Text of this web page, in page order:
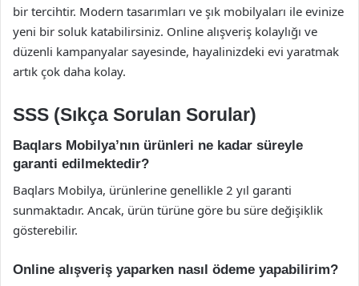
bir tercihtir. Modern tasarımları ve şık mobilyaları ile evinize
yeni bir soluk katabilirsiniz. Online alışveriş kolaylığı ve
düzenli kampanyalar sayesinde, hayalinizdeki evi yaratmak
artık çok daha kolay.
SSS (Sıkça Sorulan Sorular)
Baqlars Mobilya’nın ürünleri ne kadar süreyle
garanti edilmektedir?
Baqlars Mobilya, ürünlerine genellikle 2 yıl garanti
sunmaktadır. Ancak, ürün türüne göre bu süre değişiklik
gösterebilir.
Online alışveriş yaparken nasıl ödeme yapabilirim?